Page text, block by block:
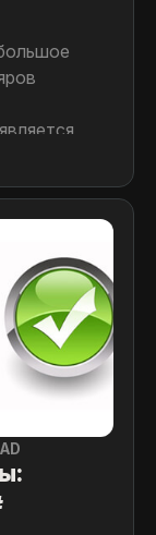
их
этом